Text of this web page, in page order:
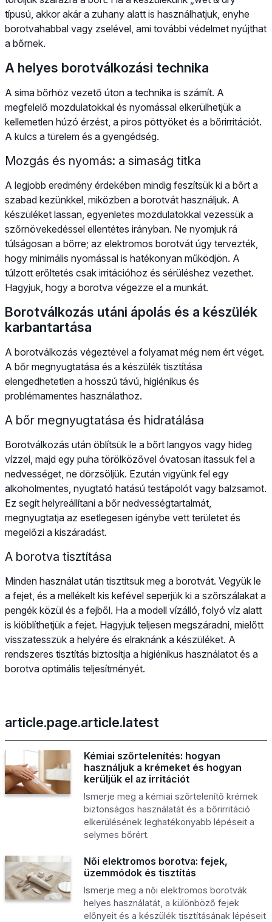
típusú, akkor akár a zuhany alatt is használhatjuk, enyhe
borotvahabbal vagy zselével, ami további védelmet nyújthat
a bőrnek.
A helyes borotválkozási technika
A sima bőrhöz vezető úton a technika is számít. A
megfelelő mozdulatokkal és nyomással elkerülhetjük a
kellemetlen húzó érzést, a piros pöttyöket és a bőrirritációt.
A kulcs a türelem és a gyengédség.
Mozgás és nyomás: a simaság titka
A legjobb eredmény érdekében mindig feszítsük ki a bőrt a
szabad kezünkkel, miközben a borotvát használjuk. A
készüléket lassan, egyenletes mozdulatokkal vezessük a
szőrnövekedéssel ellentétes irányban. Ne nyomjuk rá
túlságosan a bőrre; az elektromos borotvát úgy tervezték,
hogy minimális nyomással is hatékonyan működjön. A
túlzott erőltetés csak irritációhoz és sérüléshez vezethet.
Hagyjuk, hogy a borotva végezze el a munkát.
Borotválkozás utáni ápolás és a készülék
karbantartása
A borotválkozás végeztével a folyamat még nem ért véget.
A bőr megnyugtatása és a készülék tisztítása
elengedhetetlen a hosszú távú, higiénikus és
problémamentes használathoz.
A bőr megnyugtatása és hidratálása
Borotválkozás után öblítsük le a bőrt langyos vagy hideg
vízzel, majd egy puha törölközővel óvatosan itassuk fel a
nedvességet, ne dörzsöljük. Ezután vigyünk fel egy
alkoholmentes, nyugtató hatású testápolót vagy balzsamot.
Ez segít helyreállítani a bőr nedvességtartalmát,
megnyugtatja az esetlegesen igénybe vett területet és
megelőzi a kiszáradást.
A borotva tisztítása
Minden használat után tisztítsuk meg a borotvát. Vegyük le
a fejet, és a mellékelt kis kefével seperjük ki a szőrszálakat a
pengék közül és a fejből. Ha a modell vízálló, folyó víz alatt
is kiöblíthetjük a fejet. Hagyjuk teljesen megszáradni, mielőtt
visszatesszük a helyére és elraknánk a készüléket. A
rendszeres tisztítás biztosítja a higiénikus használatot és a
borotva optimális teljesítményét.
article.page.article.latest
Kémiai szőrtelenítés: hogyan
használjuk a krémeket és hogyan
kerüljük el az irritációt
Ismerje meg a kémiai szőrtelenítő krémek
biztonságos használatát és a bőrirritáció
elkerülésének leghatékonyabb lépéseit a
selymes bőrért.
Női elektromos borotva: fejek,
üzemmódok és tisztítás
Ismerje meg a női elektromos borotvák
helyes használatát, a különböző fejek
előnyeit és a készülék tisztításának lépéseit